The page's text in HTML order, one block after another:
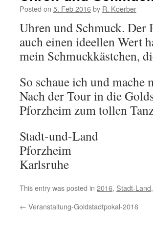
Posted on 5. Feb 2016by R. Koerber
Uhren und Schmuck.
auch einen ideellen Wert
mein Schmuckkästchen,
So schaue ich und mache
Nach der Tour in die
Pforzheim zum tollen
Stadt-und-Land
Pforzheim
Karlsruhe
This entry was posted in 2016, Stadt-Land,
← Veranstaltung-Goldstadtpokal-2016